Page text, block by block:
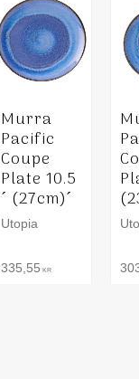
Murra
Pacific
Coupe
Plate 10.5
´ (27cm)´
Utopia
335,55 KR